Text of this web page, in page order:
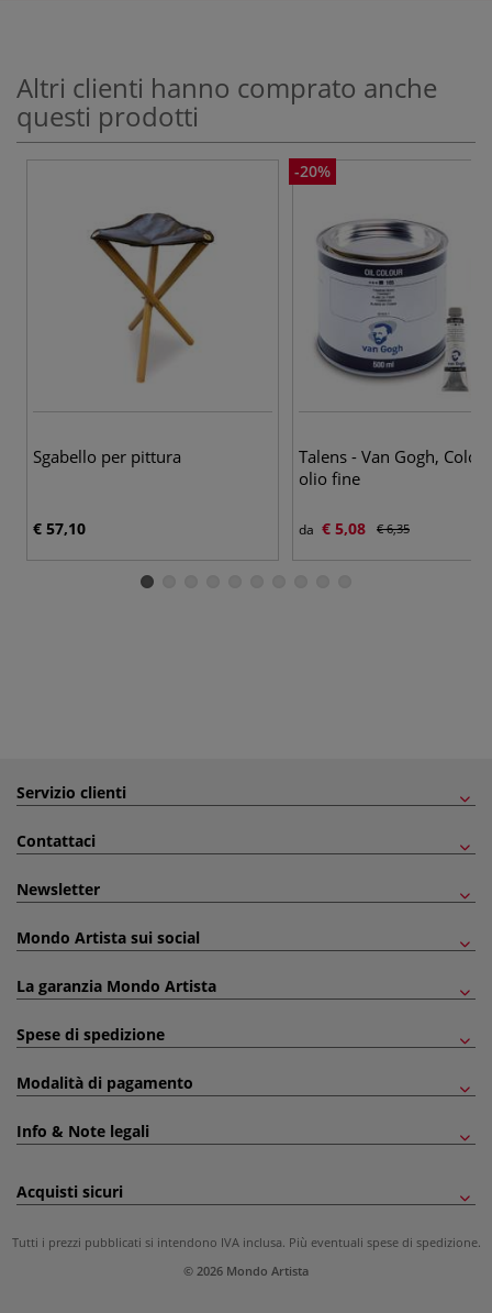
Altri clienti hanno comprato anche
questi prodotti
Sgabello per pittura
€ 57,10
-20%
Talens - Van Gogh,
olio fine
da € 5,08 € 6,35
Servizio clienti
Contattaci
Newsletter
Mondo Artista sui social
La garanzia Mondo Artista
Spese di spedizione
Modalità di pagamento
Info & Note legali
Acquisti sicuri
Tutti i prezzi pubblicati si intendono IVA inclusa. Più eventuali spese di spedizione.
© 2026 Mondo Artista